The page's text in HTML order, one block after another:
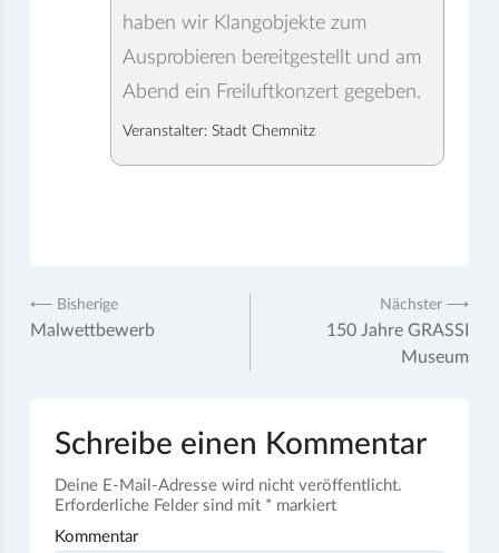
haben wir Klangobjekte zum
Ausprobieren bereitgestellt und am
Abend ein Freiluftkonzert gegeben.
Veranstalter: Stadt Chemnitz
Beitragsnavigation
⟵ Bisherige
Malwettbewerb
Nächster ⟶
150 Jahre GRASSI
Museum
Schreibe einen Kommentar
Deine E-Mail-Adresse wird nicht veröffentlicht.
Erforderliche Felder sind mit * markiert
Kommentar